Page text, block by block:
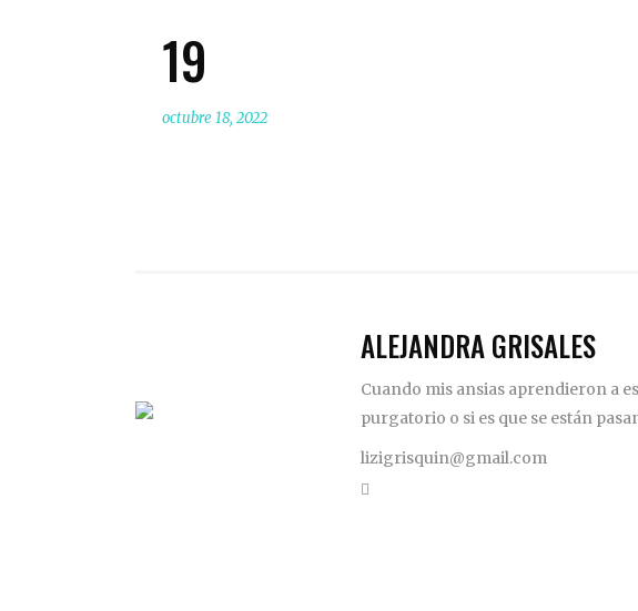
19
octubre 18, 2022
ALEJANDRA GRISALES
Cuando mis ansias aprendieron a
purgatorio o si es que se están
lizigrisquin@gmail.com